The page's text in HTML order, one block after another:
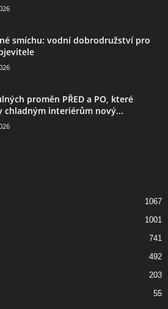
smíchu: vodní dobrodružství pro
proměn PŘED a PO, které
chladným interiérům nový...
1067
1001
741
492
203
55